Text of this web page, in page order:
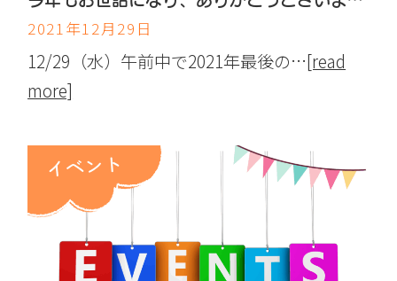
2021年12月29日
12/29（水）午前中で2021年最後の…[read
more]